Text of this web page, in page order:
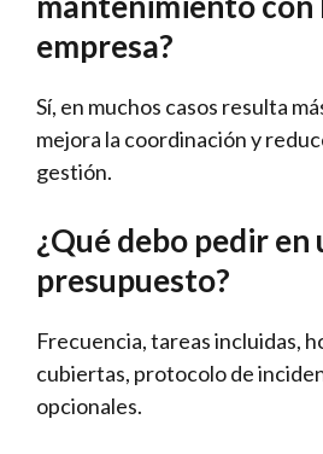
empresa?
Sí, en muchos casos resulta
mejora la coordinación y
gestión.
¿Qué debo pedir en
presupuesto?
Frecuencia, tareas incluidas,
cubiertas, protocolo de
opcionales.